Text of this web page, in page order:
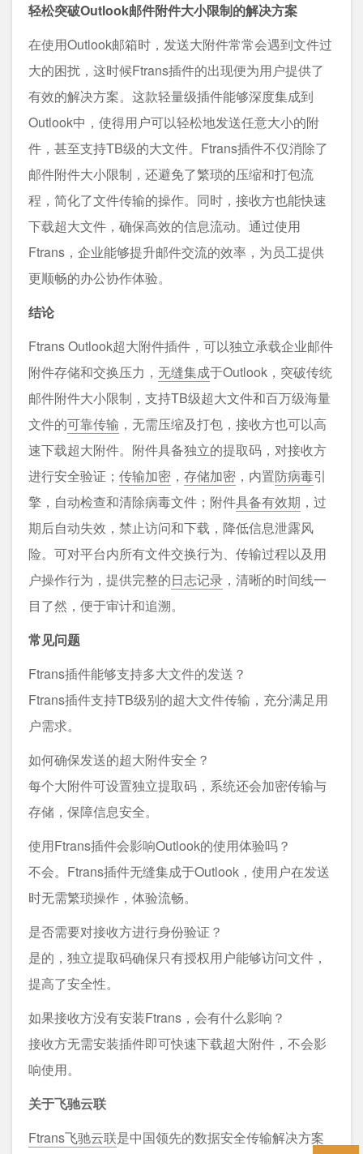
轻松突破Outlook邮件附件大小限制的解决方案
在使用Outlook邮箱时，发送大附件常常会遇到文件过
大的困扰，这时候Ftrans插件的出现便为用户提供了
有效的解决方案。这款轻量级插件能够深度集成到
Outlook中，使得用户可以轻松地发送任意大小的附
件，甚至支持TB级的大文件。Ftrans插件不仅消除了
邮件附件大小限制，还避免了繁琐的压缩和打包流
程，简化了文件传输的操作。同时，接收方也能快速
下载超大文件，确保高效的信息流动。通过使用
Ftrans，企业能够提升邮件交流的效率，为员工提供
更顺畅的办公协作体验。
结论
Ftrans Outlook超大附件插件，可以独立承载企业邮件
附件存储和交换压力， 无缝集成于Outlook，突破传统
邮件附件大小限制，支持TB级超大文件和百万级海量
文件的可靠传输 ，无需压缩及打包，接收方也可以高
速下载超大附件。附件具备独立的提取码，对接收方
进行安全验证； 传输加密 ， 存储加密 ，内置防病毒引
擎，自动检查和清除病毒文件；附件具备有效期 ，过
期后自动失效，禁止访问和下载，降低信息泄露风
险。可对平台内所有文件交换行为、传输过程以及用
户操作行为，提供完整的日志记录 ，清晰的时间线一
目了然，便于审计和追溯。
常见问题
Ftrans插件能够支持多大文件的发送？
Ftrans插件支持TB级别的超大文件传输，充分满足用
户需求。
如何确保发送的超大附件安全？
每个大附件可设置独立提取码，系统还会加密传输与
存储，保障信息安全。
使用Ftrans插件会影响Outlook的使用体验吗？
不会。Ftrans插件无缝集成于Outlook，使用户在发送
时无需繁琐操作，体验流畅。
是否需要对接收方进行身份验证？
是的，独立提取码确保只有授权用户能够访问文件，
提高了安全性。
如果接收方没有安装Ftrans，会有什么影响？
接收方无需安装插件即可快速下载超大附件，不会影
响使用。
关于飞驰云联
Ftrans飞驰云联是中国领先的数据安全传输解决方案